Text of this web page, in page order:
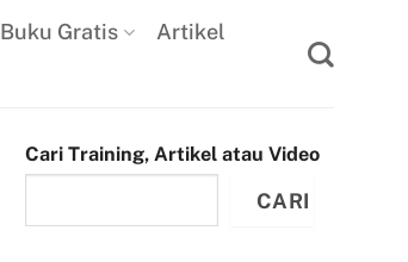
Buku Gratis
Artikel
Cari Training, Artikel atau Video
CARI